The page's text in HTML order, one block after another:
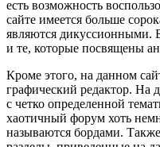
есть возможность
сайте имеется больше
являются дикуссионными.
и те, которые посвящены
Кроме этого, на данном
графический редактор. На
с четко определенной
хаотичный форум хоть
называются бордами.